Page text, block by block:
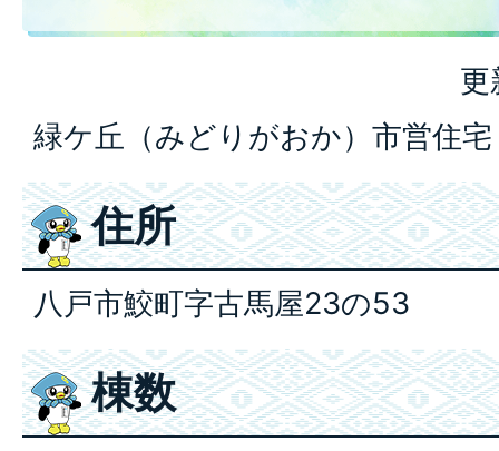
更
緑ケ丘（みどりがおか）市営住宅
住所
八戸市鮫町字古馬屋23の53
棟数